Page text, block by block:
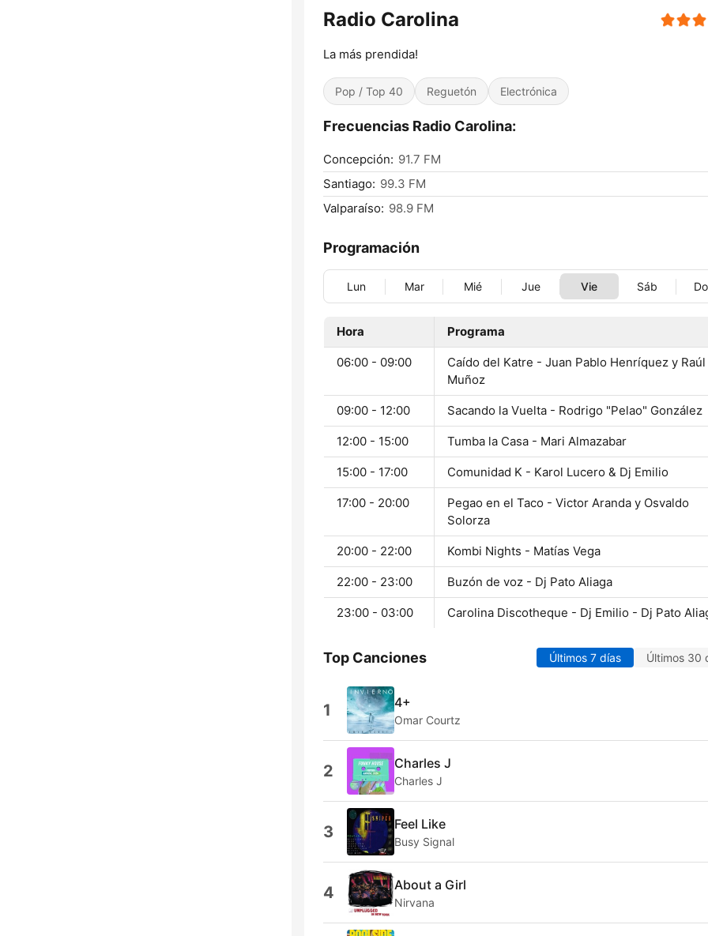
Radio Carolina
La más prendida!
Pop / Top 40 Reguetón Electrónica
Frecuencias Radio Carolina:
Concepción: 91.7 FM
Santiago: 99.3 FM
Valparaíso: 98.9 FM
Programación
Lun Mar Mié Jue Vie Sáb
Hora Programa
06:00 - 09:00
Caído del Katre - Juan Pablo Henríquez y Raúl
Muñoz
09:00 - 12:00 Sacando la Vuelta - Rodrigo "Pelao" González
12:00 - 15:00 Tumba la Casa - Mari Almazabar
15:00 - 17:00 Comunidad K - Karol Lucero & Dj Emilio
17:00 - 20:00
Pegao en el Taco - Victor Aranda y Osvaldo
Solorza
20:00 - 22:00 Kombi Nights - Matías Vega
22:00 - 23:00 Buzón de voz - Dj Pato Aliaga
23:00 - 03:00 Carolina Discotheque - Dj Emilio - Dj Pato
Top Canciones Últimos 7 días Últimos 30
1 4+
Omar Courtz
2 Charles J
Charles J
3 Feel Like
Busy Signal
4 About a Girl
Nirvana